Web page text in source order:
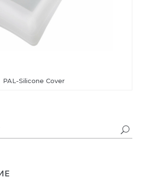
PAL-Silicone Cover